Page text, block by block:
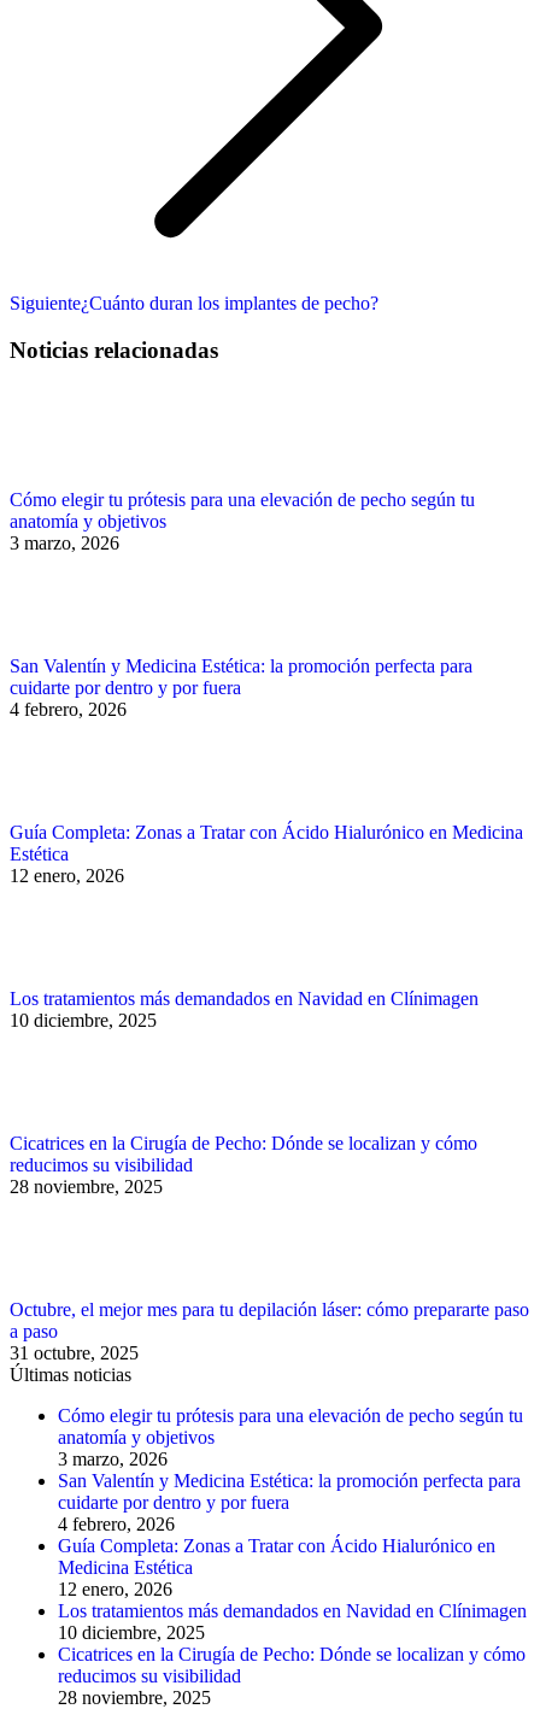
SiguientePublicación
¿Cuánto duran los implantes de pecho?
Noticias relacionadas
Cómo elegir tu prótesis para una elevación de pecho según tu
anatomía y objetivos
3 marzo, 2026
San Valentín y Medicina Estética: la promoción perfecta para
cuidarte por dentro y por fuera
4 febrero, 2026
Guía Completa: Zonas a Tratar con Ácido Hialurónico en Medicina
Estética
12 enero, 2026
Los tratamientos más demandados en Navidad en Clínimagen
10 diciembre, 2025
Cicatrices en la Cirugía de Pecho: Dónde se localizan y cómo
reducimos su visibilidad
28 noviembre, 2025
Octubre, el mejor mes para tu depilación láser: cómo prepararte paso
a paso
31 octubre, 2025
Últimas noticias
Cómo elegir tu prótesis para una elevación de pecho según tu
anatomía y objetivos
3 marzo, 2026
San Valentín y Medicina Estética: la promoción perfecta para
cuidarte por dentro y por fuera
4 febrero, 2026
Guía Completa: Zonas a Tratar con Ácido Hialurónico en
Medicina Estética
12 enero, 2026
Los tratamientos más demandados en Navidad en Clínimagen
10 diciembre, 2025
Cicatrices en la Cirugía de Pecho: Dónde se localizan y cómo
reducimos su visibilidad
28 noviembre, 2025